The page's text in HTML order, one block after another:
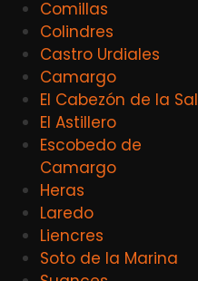
Comillas
Colindres
Castro Urdiales
Camargo
El Cabezón de la Sal
El Astillero
Escobedo de
Camargo
Heras
Laredo
Liencres
Soto de la Marina